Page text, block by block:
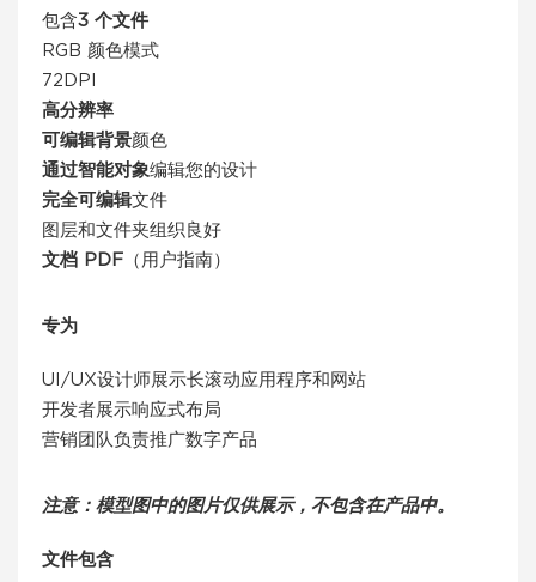
包含3 个文件
RGB 颜色模式
72DPI
高分辨率
可编辑背景颜色
通过智能对象编辑您的设计
完全可编辑文件
图层和文件夹组织良好
文档 PDF （用户指南）
专为
UI/UX设计师展示长滚动应用程序和网站
开发者展示响应式布局
营销团队负责推广数字产品
注意：模型图中的图片仅供展示，不包含在产品中。
文件包含